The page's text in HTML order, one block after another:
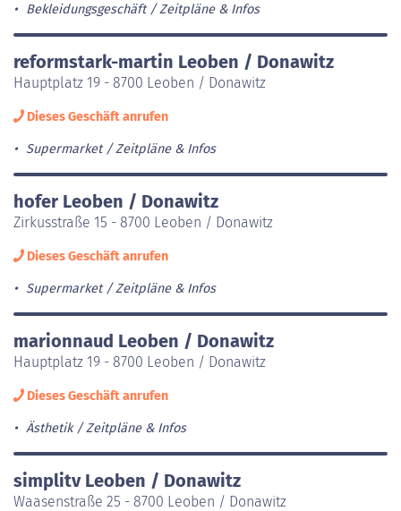
Bekleidungsgeschäft Zeitpläne & Infos
reformstark-martin Leoben / Donawitz
Hauptplatz 19 - 8700 Leoben / Donawitz
Dieses Geschäft anrufen
Supermarket Zeitpläne & Infos
hofer Leoben / Donawitz
Zirkusstraße 15 - 8700 Leoben / Donawitz
Dieses Geschäft anrufen
Supermarket Zeitpläne & Infos
marionnaud Leoben / Donawitz
Hauptplatz 19 - 8700 Leoben / Donawitz
Dieses Geschäft anrufen
Ästhetik Zeitpläne & Infos
simplitv Leoben / Donawitz
Waasenstraße 25 - 8700 Leoben / Donawitz